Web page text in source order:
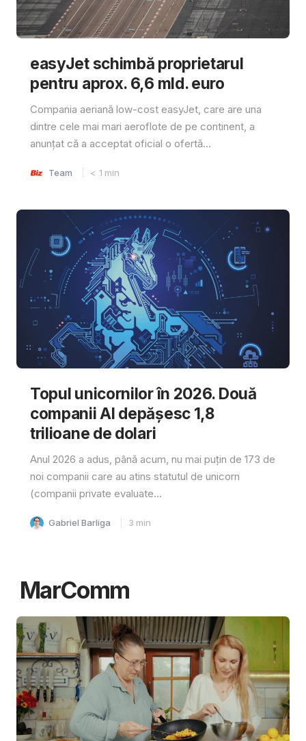
easyJet schimbă proprietarul
pentru aprox. 6,6 mld. euro
Compania aeriană low-cost easyJet, care are una
dintre cele mai mari aeroflote de pe continent, a
anunțat că a acceptat oficial o ofertă...
Team < 1 min
Topul unicornilor în 2026. Două
companii AI depășesc 1,8
trilioane de dolari
Anul 2026 a adus, până acum, nu mai puțin de 173 de
noi companii care au atins statutul de unicorn
(companii private evaluate...
Gabriel Barliga 3 min
MarComm